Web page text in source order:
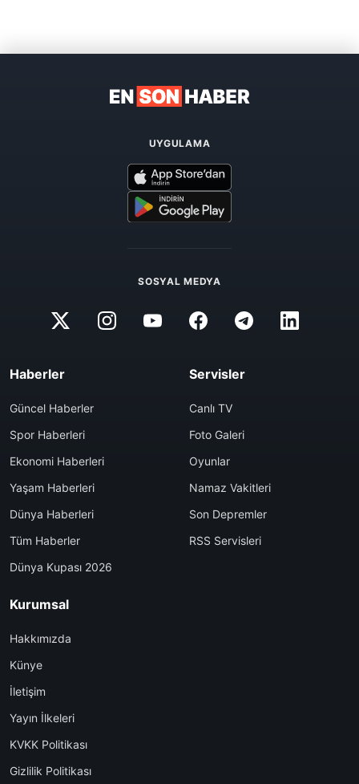
UYGULAMA
SOSYAL MEDYA
Haberler
Güncel Haberler
Spor Haberleri
Ekonomi Haberleri
Yaşam Haberleri
Dünya Haberleri
Tüm Haberler
Dünya Kupası 2026
Servisler
Canlı TV
Foto Galeri
Oyunlar
Namaz Vakitleri
Son Depremler
RSS Servisleri
Kurumsal
Hakkımızda
Künye
İletişim
Yayın İlkeleri
KVKK Politikası
Gizlilik Politikası